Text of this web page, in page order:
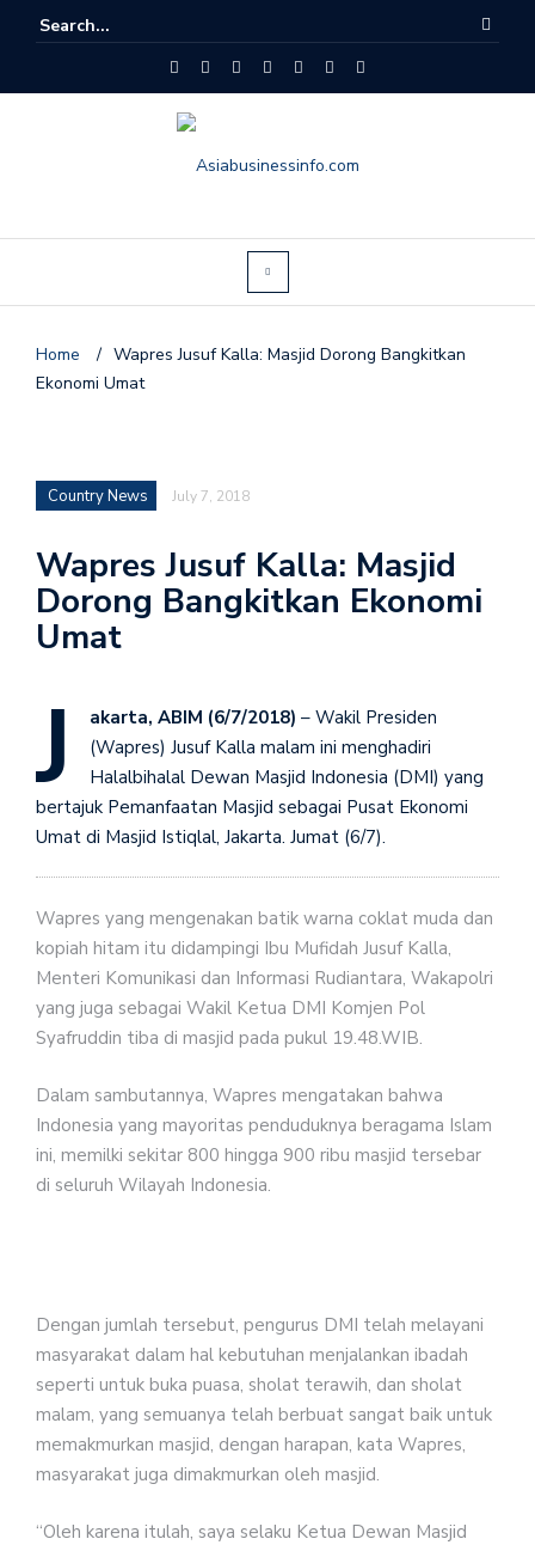
Home / Wapres Jusuf Kalla: Masjid Dorong Bangkitkan
Ekonomi Umat
Country News July 7, 2018
Wapres Jusuf Kalla: Masjid
Dorong Bangkitkan Ekonomi
Umat
J akarta, ABIM (6/7/2018) – Wakil Presiden
(Wapres) Jusuf Kalla malam ini menghadiri
Halalbihalal Dewan Masjid Indonesia (DMI) yang
bertajuk Pemanfaatan Masjid sebagai Pusat Ekonomi
Umat di Masjid Istiqlal, Jakarta. Jumat (6/7).
Wapres yang mengenakan batik warna coklat muda dan
kopiah hitam itu didampingi Ibu Mufidah Jusuf Kalla,
Menteri Komunikasi dan Informasi Rudiantara, Wakapolri
yang juga sebagai Wakil Ketua DMI Komjen Pol
Syafruddin tiba di masjid pada pukul 19.48.WIB.
Dalam sambutannya, Wapres mengatakan bahwa
Indonesia yang mayoritas penduduknya beragama Islam
ini, memilki sekitar 800 hingga 900 ribu masjid tersebar
di seluruh Wilayah Indonesia.
Dengan jumlah tersebut, pengurus DMI telah melayani
masyarakat dalam hal kebutuhan menjalankan ibadah
seperti untuk buka puasa, sholat terawih, dan sholat
malam, yang semuanya telah berbuat sangat baik untuk
memakmurkan masjid, dengan harapan, kata Wapres,
masyarakat juga dimakmurkan oleh masjid.
“Oleh karena itulah, saya selaku Ketua Dewan Masjid